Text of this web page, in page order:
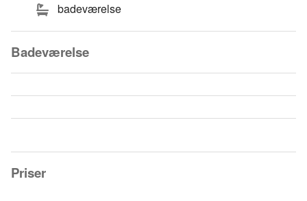
badeværelse
Badeværelse
Priser